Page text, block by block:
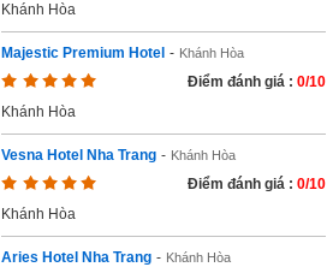
Khánh Hòa
Majestic Premium Hotel - Khánh Hòa
Điểm đánh giá : 0/10
Khánh Hòa
Vesna Hotel Nha Trang - Khánh Hòa
Điểm đánh giá : 0/10
Khánh Hòa
Aries Hotel Nha Trang - Khánh Hòa